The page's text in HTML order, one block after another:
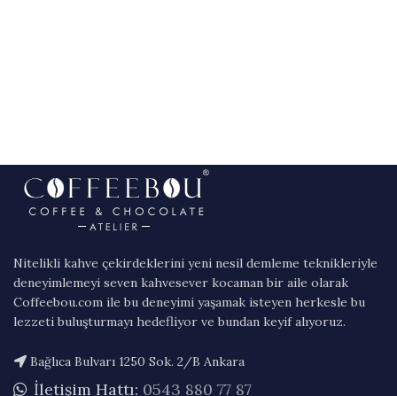
Nitelikli kahve çekirdeklerini yeni nesil demleme teknikleriyle
deneyimlemeyi seven kahvesever kocaman bir aile olarak
Coffeebou.com ile bu deneyimi yaşamak isteyen herkesle bu
lezzeti buluşturmayı hedefliyor ve bundan keyif alıyoruz.
Bağlıca Bulvarı 1250 Sok. 2/B Ankara
İletişim Hattı: 0543 880 77 87